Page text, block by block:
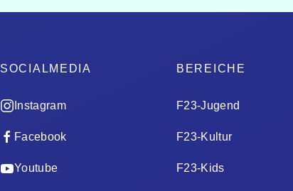
SOCIALMEDIA
Instagram
Facebook
Youtube
BEREICHE
F23-Jugend
F23-Kultur
F23-Kids